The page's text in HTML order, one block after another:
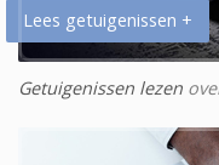
Lees getuigenissen +
Getuigenissen lezen